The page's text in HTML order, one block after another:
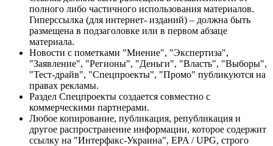
полного либо частичного использования материалов.
Гиперссылка (для интернет- изданий) – должна быть
размещена в подзаголовке или в первом абзаце
материала.
Новости с пометками "Мнение", "Экспертиза",
"Заявление", "Регионы", "Деньги", "Власть", "Выборы",
"Тест-драйв", "Спецпроекты", "Промо" публикуются на
правах рекламы.
Раздел Спецпроекты создается совместно с
коммерческими партнерами.
Любое копирование, публикация, републикация и
другое распространение информации, которое содержит
ссылку на "Интерфакс-Украина", EPA / UPG, строго